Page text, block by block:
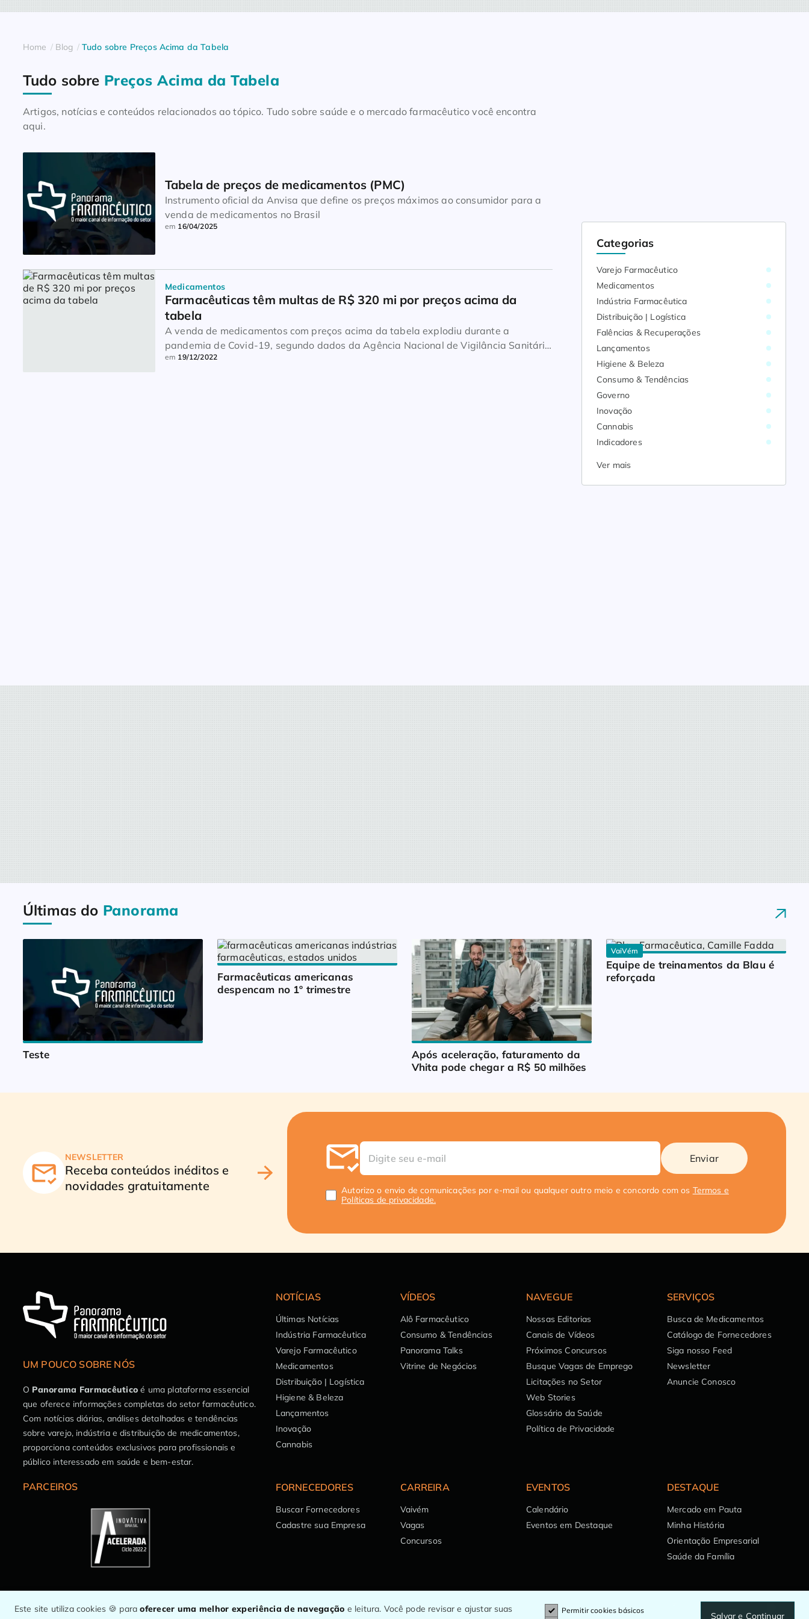
Home Blog Tudo sobre Preços Acima da Tabela
Tudo sobre Preços Acima da Tabela
Artigos, notícias e conteúdos relacionados ao tópico. Tudo sobre saúde e o mercado farmacêutico você encontra
aqui.
Tabela de preços de medicamentos (PMC)
Instrumento oficial da Anvisa que define os preços máximos ao consumidor para a
venda de medicamentos no Brasil
em 16/04/2025
Medicamentos
Farmacêuticas têm multas de R$ 320 mi por preços acima da
tabela
A venda de medicamentos com preços acima da tabela explodiu durante a
pandemia de Covid-19, segundo dados da Agência Nacional de Vigilância Sanitária
(Anvisa). Proibida por lei, essa prática prejudica principalmente prefeituras, estados
em 19/12/2022
Categorias
Varejo Farmacêutico
Medicamentos
Indústria Farmacêutica
Distribuição | Logística
Falências & Recuperações
Lançamentos
Higiene & Beleza
Consumo & Tendências
Governo
Inovação
Cannabis
Indicadores
Ver mais
Últimas do Panorama
Teste
Farmacêuticas americanas
despencam no 1º trimestre
Após aceleração, faturamento da
Vhita pode chegar a R$ 50 milhões
VaiVém
Equipe de treinamentos da Blau é
reforçada
NEWSLETTER
Receba conteúdos inéditos e
novidades gratuitamente
Enviar
Autorizo o envio de comunicações por e-mail ou qualquer outro meio e concordo com os Termos e
Políticas de privacidade.
UM POUCO SOBRE NÓS
O Panorama Farmacêutico é uma plataforma essencial
que oferece informações completas do setor farmacêutico.
Com notícias diárias, análises detalhadas e tendências
sobre varejo, indústria e distribuição de medicamentos,
proporciona conteúdos exclusivos para profissionais e
público interessado em saúde e bem-estar.
PARCEIROS
NOTÍCIAS
Últimas Notícias
Indústria Farmacêutica
Varejo Farmacêutico
Medicamentos
Distribuição | Logística
Higiene & Beleza
Lançamentos
Inovação
Cannabis
VÍDEOS
Alô Farmacêutico
Consumo & Tendências
Panorama Talks
Vitrine de Negócios
NAVEGUE
Nossas Editorias
Canais de Vídeos
Próximos Concursos
Busque Vagas de Emprego
Licitações no Setor
Web Stories
Glossário da Saúde
Política de Privacidade
SERVIÇOS
Busca de Medicamentos
Catálogo de Fornecedores
Siga nosso Feed
Newsletter
Anuncie Conosco
FORNECEDORES
Buscar Fornecedores
Cadastre sua Empresa
CARREIRA
Vaivém
Vagas
Concursos
EVENTOS
Calendário
Eventos em Destaque
DESTAQUE
Mercado em Pauta
Minha História
Orientação Empresarial
Saúde da Família
Este site utiliza cookies 🍪 paraoferecer uma melhor experiência de navegação e leitura. Você pode revisar e ajustar suas
Permitir cookies básicos
Salvar e Continuar